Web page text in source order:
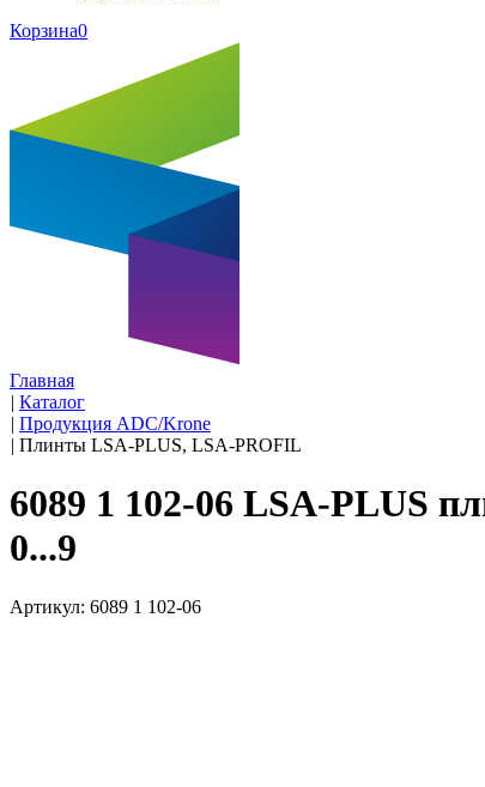
Корзина0
Главная
| Каталог
| Продукция ADC/Krone
| Плинты LSA-PLUS, LSA-PROFIL
6089 1 102-06 LSA-PLUS
0...9
Артикул: 6089 1 102-06